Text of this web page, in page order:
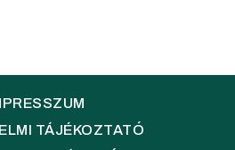
TÁJÉKOZTATÓ